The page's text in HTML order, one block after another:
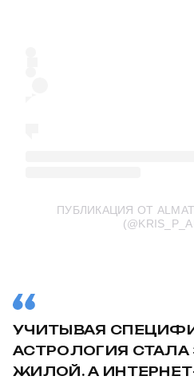
ПУБЛИКАЦИЯ ОТ
УЧИТЫВАЯ
АСТРОЛОГИЯ
ЖИЛОЙ. А